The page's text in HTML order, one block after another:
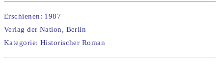
Erschienen: 1987
Verlag der Nation, Berlin
Kategorie: Historischer Roman